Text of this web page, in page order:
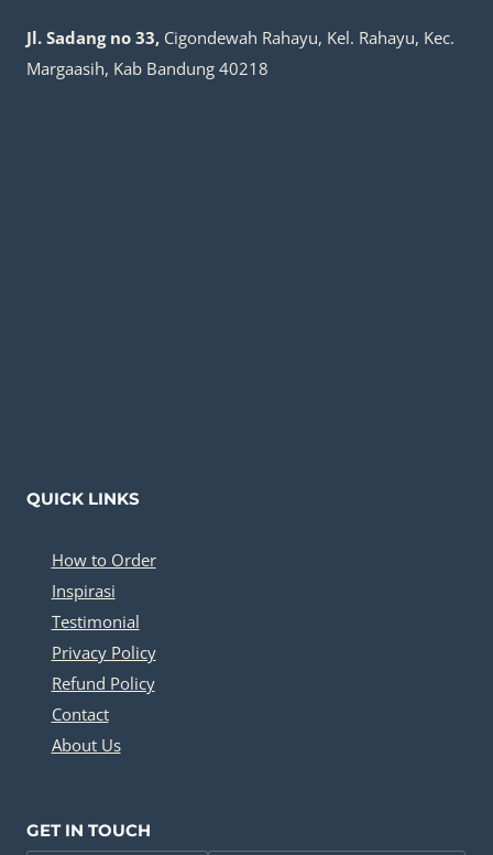
Jl. Sadang no 33, Cigondewah Rahayu, Kel. Rahayu, Kec.
Margaasih, Kab Bandung 40218
QUICK LINKS
How to Order
Inspirasi
Testimonial
Privacy Policy
Refund Policy
Contact
About Us
GET IN TOUCH